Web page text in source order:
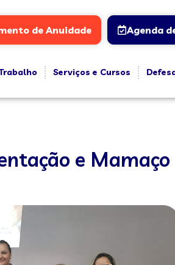
de Anuidade Agenda
Serviços e Cursos
e Mamaço